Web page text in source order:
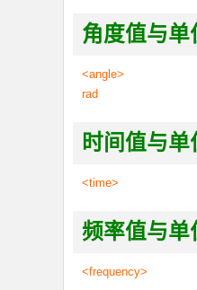
角度值与
<angle>
rad
时间值与
<time>
频率值与
<frequency>